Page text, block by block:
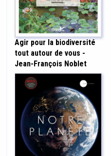
Agir pour la biodiversité
tout autour de vous -
Jean-François Noblet